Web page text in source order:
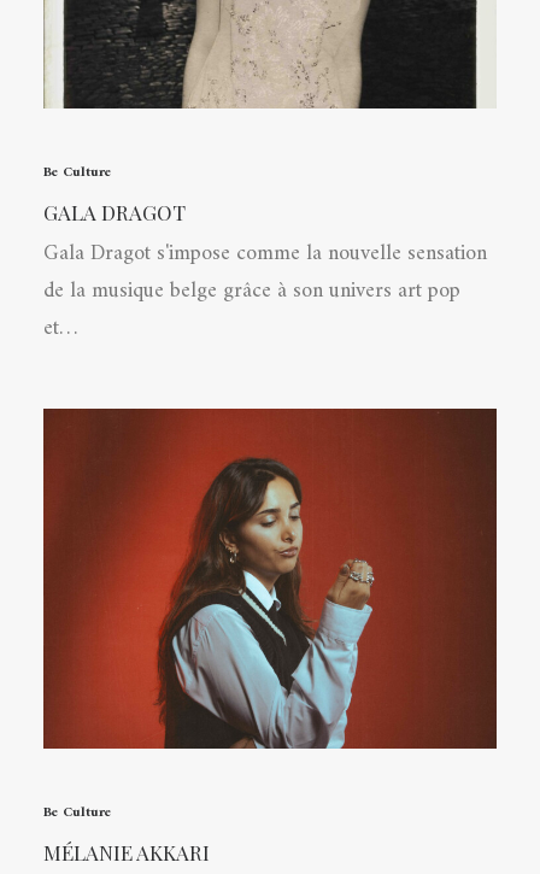
Be Culture
GALA DRAGOT
Gala Dragot s'impose comme la nouvelle sensation
de la musique belge grâce à son univers art pop
et…
Be Culture
MÉLANIE AKKARI